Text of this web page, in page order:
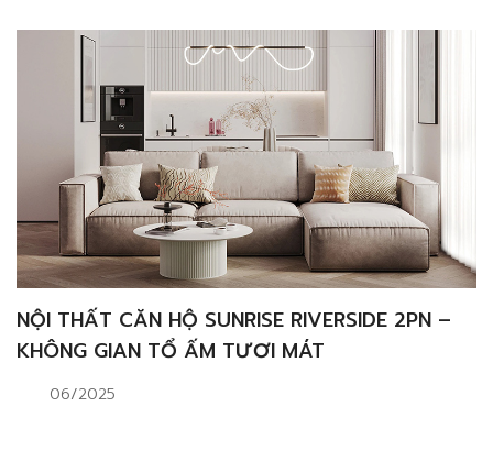
NỘI THẤT CĂN HỘ SUNRISE RIVERSIDE 2PN –
KHÔNG GIAN TỔ ẤM TƯƠI MÁT
06/2025